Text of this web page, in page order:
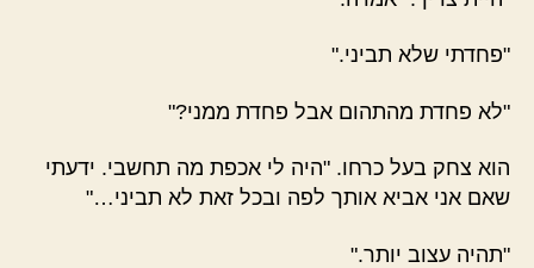
"פחדתי שלא תביני."
"לא פחדת מהתהום אבל פחדת ממני?"
הוא צחק בעל כרחו. "היה לי אכפת מה תחשבי. ידעתי
שאם אני אביא אותך לפה ובכל זאת לא תביני…"
"תהיה עצוב יותר."